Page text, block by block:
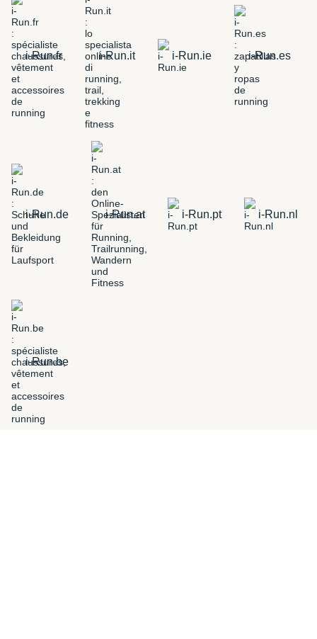
i-Run.fr i-Run.it i-Run.ie i-Run.es
i-Run.de i-Run.at i-Run.pt i-Run.nl
i-Run.be